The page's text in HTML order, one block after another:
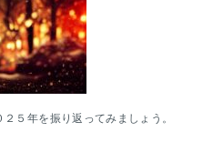
５年を振り返ってみましょう。